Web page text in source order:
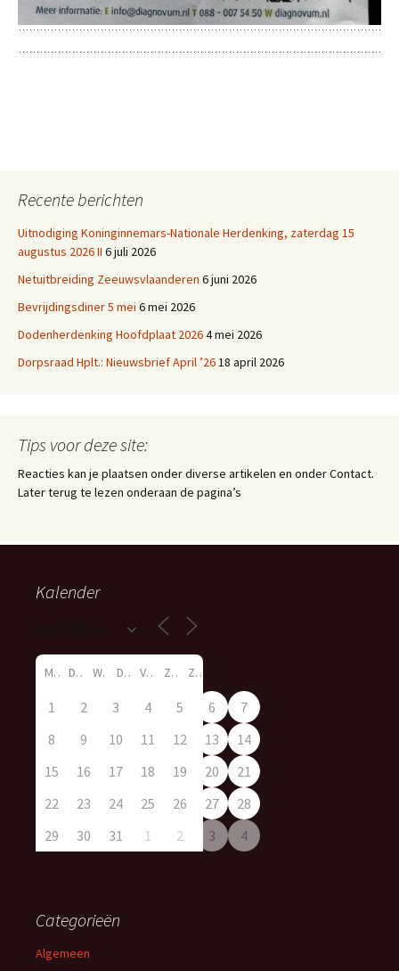
Recente berichten
Uitnodiging Koninginnemars-Nationale Herdenking, zaterdag 15
augustus 2026 II 6 juli 2026
Netuitbreiding Zeeuwsvlaanderen 6 juni 2026
Bevrijdingsdiner 5 mei 6 mei 2026
Dodenherdenking Hoofdplaat 20264 mei 2026
Dorpsraad Hplt.: Nieuwsbrief April ’2618 april 2026
Tips voor deze site:
Reacties kan je plaatsen onder diverse artikelen en onder Contact.
Later terug te lezen onderaan de pagina’s
Kalender
M D W D V Z Z
1 2 3 4 5 6
7
8
9 10 11 12 13
14
15
16 17 18 19 20
21
22
23 24 25 26 27
28
29
30 31 1 2 3 4
Categorieën
Algemeen